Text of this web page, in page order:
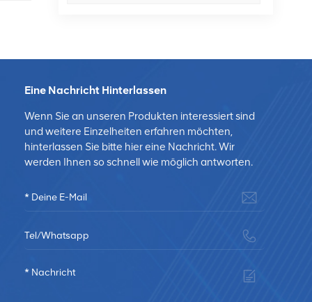
Eine Nachricht Hinterlassen
Wenn Sie an unseren Produkten interessiert sind
und weitere Einzelheiten erfahren möchten,
hinterlassen Sie bitte hier eine Nachricht. Wir
werden Ihnen so schnell wie möglich antworten.